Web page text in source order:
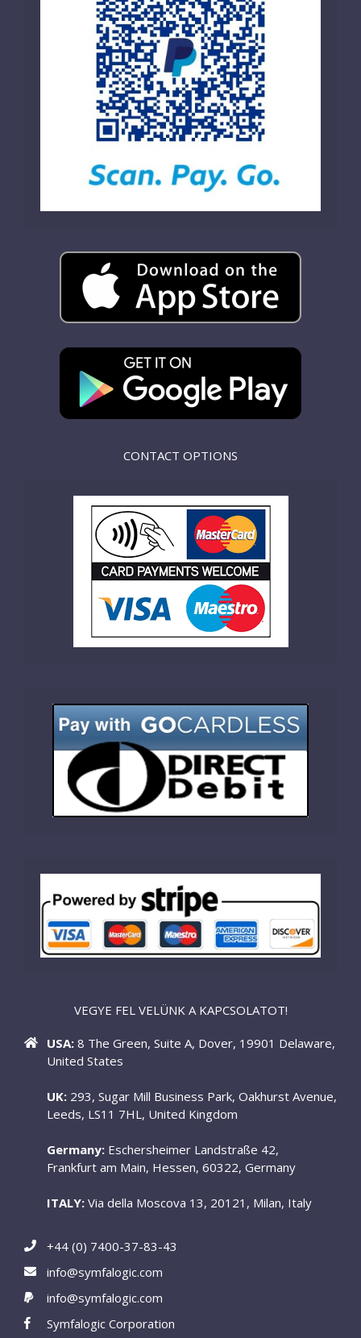
CONTACT OPTIONS
VEGYE FEL VELÜNK A KAPCSOLATOT!
USA: 8 The Green, Suite A, Dover, 19901 Delaware,
United States
UK: 293, Sugar Mill Business Park, Oakhurst Avenue,
Leeds, LS11 7HL, United Kingdom
Germany: Eschersheimer Landstraße 42,
Frankfurt am Main, Hessen, 60322, Germany
ITALY: Via della Moscova 13, 20121, Milan, Italy
+44 (0) 7400-37-83-43
info@symfalogic.com
info@symfalogic.com
Symfalogic Corporation